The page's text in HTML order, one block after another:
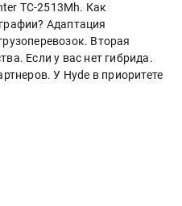
ТС-2513Mh. Как
Адаптация
Вторая
Если у вас нет гибрида.
У Hyde в приоритете